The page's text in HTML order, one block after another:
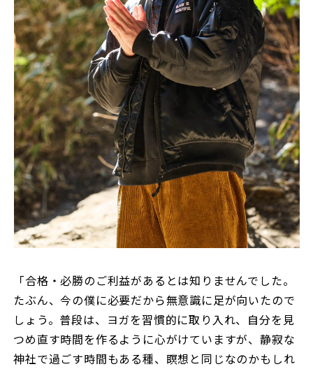
「合格・必勝のご利益があるとは知りませんでした。
たぶん、今の僕に必要だから無意識に足が向いたので
しょう。普段は、ヨガを習慣的に取り入れ、自分を見
つめ直す時間を作るように心がけていますが、静寂な
神社で過ごす時間もある種、瞑想と同じなのかもしれ